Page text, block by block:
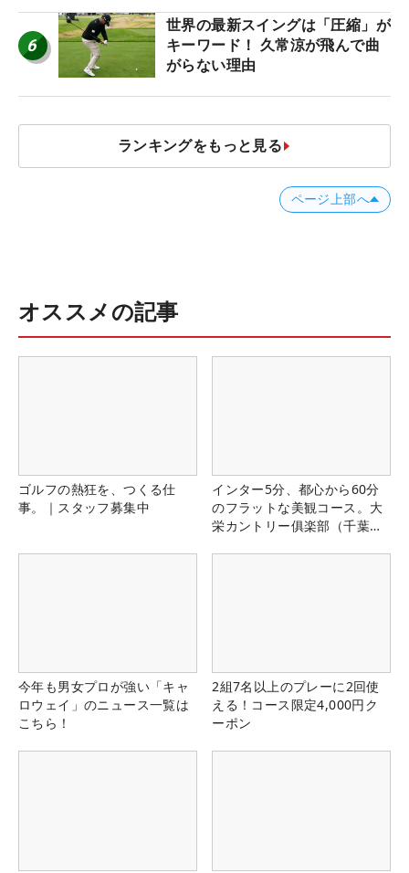
6
世界の最新スイングは「圧縮」が
キーワード！ 久常涼が飛んで曲
がらない理由
ランキングをもっと見る
ページ上部へ
オススメの記事
ゴルフの熱狂を、つくる仕
事。｜スタッフ募集中
インター5分、都心から60分
のフラットな美観コース。大
栄カントリー俱楽部（千葉
今年も男女プロが強い「キャ
ロウェイ」のニュース一覧は
こちら！
2組7名以上のプレーに2回使
える！コース限定4,000円ク
ーポン